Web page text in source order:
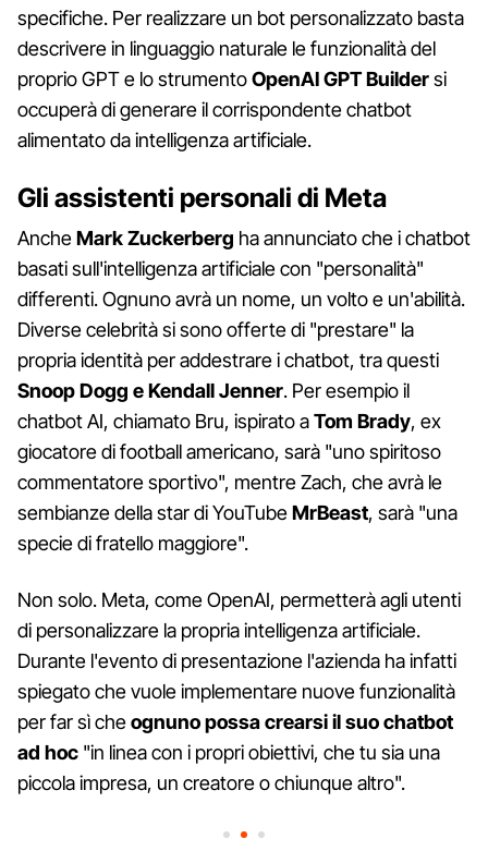
specifiche. Per realizzare un bot personalizzato basta
descrivere in linguaggio naturale le funzionalità del
proprio GPT e lo strumentoOpenAI GPT Buildersi
occuperà di generare il corrispondente chatbot
alimentato da intelligenza artificiale.
Gli assistenti personali di Meta
AncheMark Zuckerberg ha annunciato che i chatbot
basati sull'intelligenza artificiale con "personalità"
differenti. Ognuno avrà un nome, un volto e un'abilità.
Diverse celebrità si sono offerte di "prestare" la
propria identità per addestrare i chatbot, tra questi
Snoop Dogg e Kendall Jenner. Per esempio il
chatbot AI, chiamato Bru, ispirato aTom Brady, ex
giocatore di football americano, sarà "uno spiritoso
commentatore sportivo", mentre Zach, che avrà le
sembianze della star di YouTubeMrBeast, sarà "una
specie di fratello maggiore".
Non solo. Meta, come OpenAI, permetterà agli utenti
di personalizzare la propria intelligenza artificiale.
Durante l'evento di presentazione l'azienda ha infatti
spiegato che vuole implementare nuove funzionalità
per far sì cheognuno possa crearsi il suo chatbot
ad hoc "in linea con i propri obiettivi, che tu sia una
piccola impresa, un creatore o chiunque altro".